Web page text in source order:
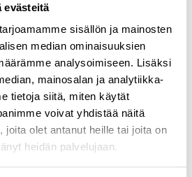
evästeitä
sisällön ja mainosten
median ominaisuuksien
analysoimiseen. Lisäksi
mainosalan ja analytiikka-
tietoja siitä, miten käytät
voivat yhdistää näitä
joita olet antanut heille tai joita on
heidän palvelujaan.
hyväksyt palvelunkäyttöehdot.